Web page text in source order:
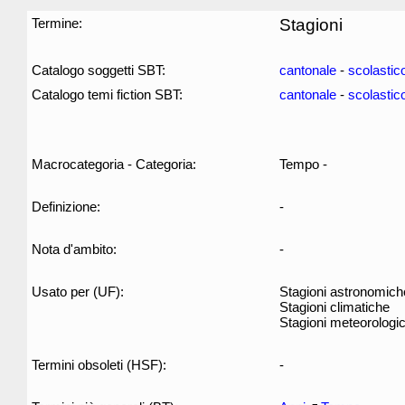
Termine: Stagioni
Catalogo soggetti SBT: cantonale -
Catalogo temi fiction SBT:
cantonale -
Macrocategoria - Categoria: Tempo -
Definizione: -
Nota d'ambito: -
Usato per (UF):
Stagioni
Stagioni climatiche
Stagioni
Termini obsoleti (HSF): -